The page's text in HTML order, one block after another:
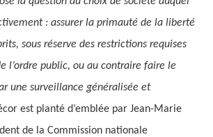
: assurer la primauté de la liberté
sous réserve des restrictions requises
l’ordre public, ou au contraire faire le
une surveillance généralisée et
est planté d’emblée par Jean-Marie
de la Commission nationale